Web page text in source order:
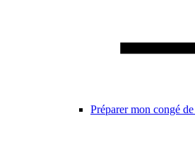
Préparer mon congé